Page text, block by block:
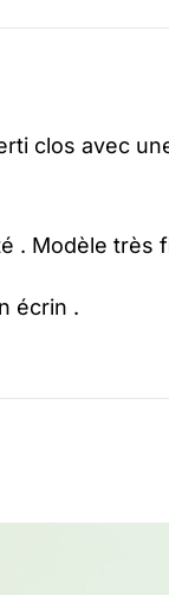
clos avec
. Modèle très
écrin .